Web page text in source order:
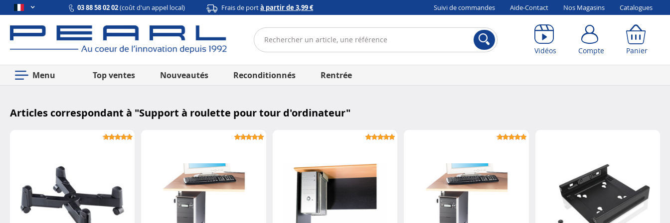
03 88 58 02 02(coût d'un appel local) Frais de portà partir de 3,99 € Suivi de commandes Aide-Contact Nos Magasins Catalogues
Vidéos Compte Panier
Menu Top ventes Nouveautés Reconditionnés Rentrée
Articles correspondant à "Support à roulette pour tour d'ordinateur"
Compte Panier